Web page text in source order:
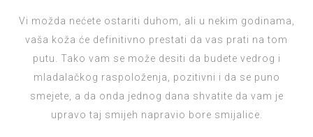
Vi možda nećete ostariti duhom, ali u nekim godinama,
vaša koža će definitivno prestati da vas prati na tom
putu. Tako vam se može desiti da budete vedrog i
mladalačkog raspoloženja, pozitivni i da se puno
smejete, a da onda jednog dana shvatite da vam je
upravo taj smijeh napravio bore smijalice.